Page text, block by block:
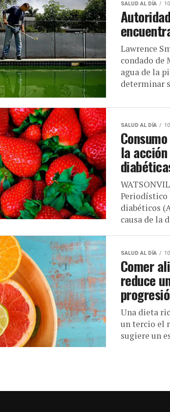
SALUD AL DÍA
Lawrence
condado de
agua de la
determinar
SALUD AL DÍA
la
Periodístico
diabéticos
causa de la
SALUD AL DÍA
Comer
reduce
Una dieta
un tercio el
sugiere un